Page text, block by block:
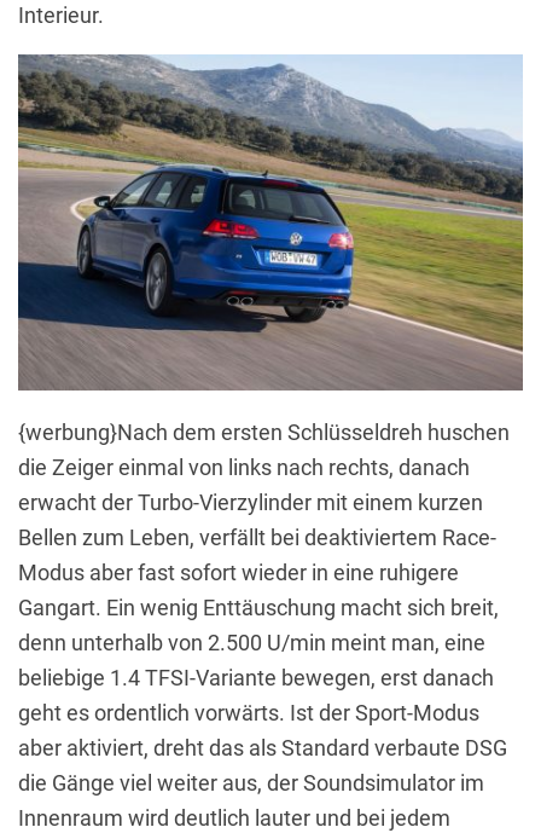
Interieur.
{werbung}Nach dem ersten Schlüsseldreh huschen
die Zeiger einmal von links nach rechts, danach
erwacht der Turbo-Vierzylinder mit einem kurzen
Bellen zum Leben, verfällt bei deaktiviertem Race-
Modus aber fast sofort wieder in eine ruhigere
Gangart. Ein wenig Enttäuschung macht sich breit,
denn unterhalb von 2.500 U/min meint man, eine
beliebige 1.4 TFSI-Variante bewegen, erst danach
geht es ordentlich vorwärts. Ist der Sport-Modus
aber aktiviert, dreht das als Standard verbaute DSG
die Gänge viel weiter aus, der Soundsimulator im
Innenraum wird deutlich lauter und bei jedem